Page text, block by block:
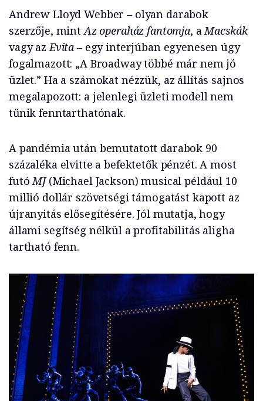
Andrew Lloyd Webber – olyan darabok
szerzője, mintAz operaház fantomja, aMacskák
vagy azEvita – egy interjúban egyenesen úgy
fogalmazott: „A Broadway többé már nem jó
üzlet.” Ha a számokat nézzük, az állítás sajnos
megalapozott: a jelenlegi üzleti modell nem
tűnik fenntarthatónak.
A pandémia után bemutatott darabok 90
százaléka elvitte a befektetők pénzét. A most
futóMJ(Michael Jackson) musical például 10
millió dollár szövetségi támogatást kapott az
újranyitás elősegítésére. Jól mutatja, hogy
állami segítség nélkül a profitabilitás aligha
tartható fenn.